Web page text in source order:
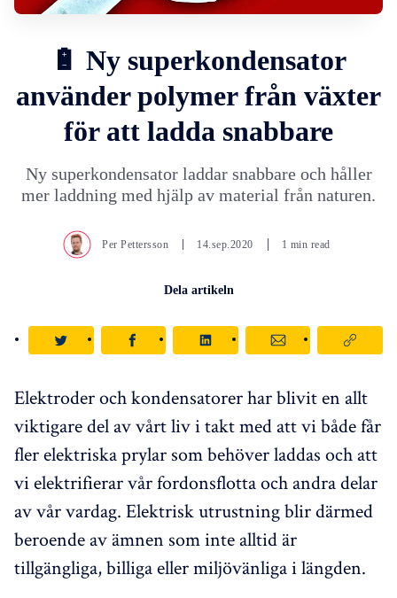
🔋 Ny superkondensator
använder polymer från växter
för att ladda snabbare
Ny superkondensator laddar snabbare och håller
mer laddning med hjälp av material från naturen.
Per Pettersson 14.sep.2020 1 min read
Dela artikeln
Elektroder och kondensatorer har blivit en allt
viktigare del av vårt liv i takt med att vi både får
fler elektriska prylar som behöver laddas och att
vi elektrifierar vår fordonsflotta och andra delar
av vår vardag. Elektrisk utrustning blir därmed
beroende av ämnen som inte alltid är
tillgängliga, billiga eller miljövänliga i längden.